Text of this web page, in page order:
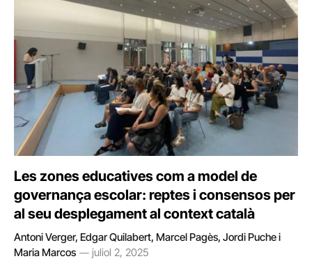
Les zones educatives com a model de
governança escolar: reptes i consensos per
al seu desplegament al context català
Antoni Verger, Edgar Quilabert, Marcel Pagès, Jordi Puche i
Maria Marcos
juliol 2, 2025